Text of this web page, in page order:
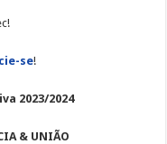
se!
2023/2024
& UNIÃO